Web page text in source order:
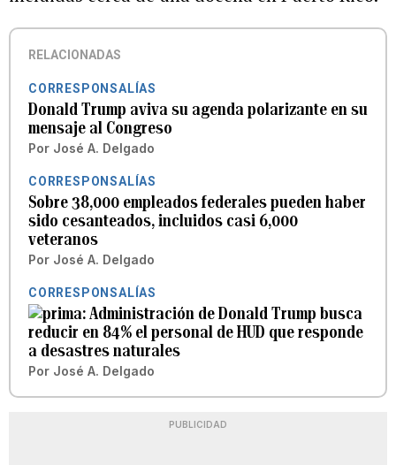
RELACIONADAS
CORRESPONSALÍAS
Donald Trump aviva su agenda polarizante en su
mensaje al Congreso
Por José A. Delgado
CORRESPONSALÍAS
Sobre 38,000 empleados federales pueden haber
sido cesanteados, incluidos casi 6,000
veteranos
Por José A. Delgado
CORRESPONSALÍAS
Administración de Donald Trump busca
reducir en 84% el personal de HUD que responde
a desastres naturales
Por José A. Delgado
PUBLICIDAD